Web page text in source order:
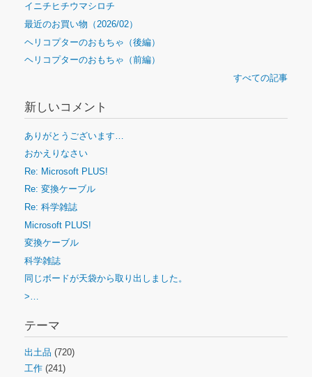
イニチヒチウマシロチ
最近のお買い物（2026/02）
ヘリコプターのおもちゃ（後編）
ヘリコプターのおもちゃ（前編）
すべての記事
新しいコメント
ありがとうございます…
おかえりなさい
Re: Microsoft PLUS!
Re: 変換ケーブル
Re: 科学雑誌
Microsoft PLUS!
変換ケーブル
科学雑誌
同じボードが天袋から取り出しました。
>…
テーマ
出土品 (720)
工作 (241)